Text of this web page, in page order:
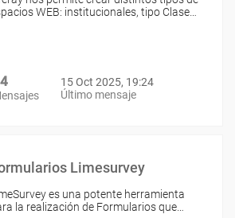
WEB: institucionales, tipo Clase…
15 Oct 2025, 19:24
Último mensaje
Limesurvey
es una potente herramienta
la realización de Formularios que…